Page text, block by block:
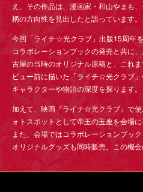
え、その作品は、漫画家・和山やまも
柄の方向性を見出したと語っています。
今回「ライチ☆光クラブ」出版15周年
コラボレーションブックの発売と共に
古屋の当時のオリジナル原稿と、これ
ビュー前に描いた「ライチ☆光クラブ
キャラクターや物語の深度を探ります。
加えて、映画『ライチ☆光クラブ』で
ォトスポットとして帝王の玉座を会場
また、会場ではコラボレーションブッ
オリジナルグッズも同時販売。この機